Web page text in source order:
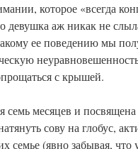
которое «всегда
девушка аж никак не
ее поведению мы
с крышей.
семь месяцев и
сову на глобус,
(явно забывая, что